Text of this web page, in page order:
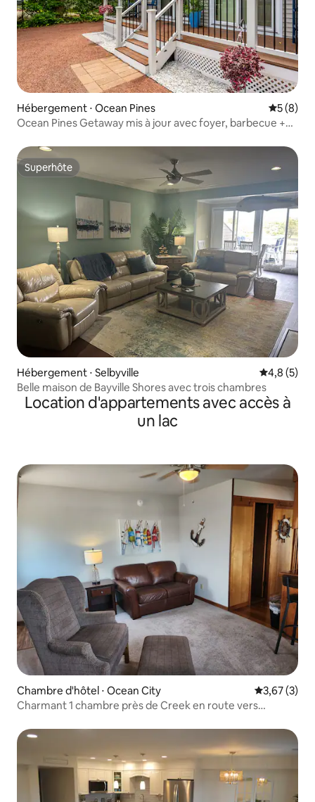
Hébergement ⋅ Ocean Pines
5 (8)
Ocean Pines Getaway mis à jour avec foyer, barbecue +
Superhôte
Superhôte
Hébergement ⋅ Selbyville Évaluation
4,8 (5)
Belle maison de Bayville Shores avec trois chambres
Location d'appartements avec accès à
un lac
Chambre d'hôtel ⋅ Ocean City Évaluation
3,67 (3)
Charmant 1 chambre près de Creek en route vers